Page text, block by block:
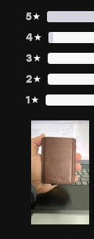
5★
4★
3★
2★
1★